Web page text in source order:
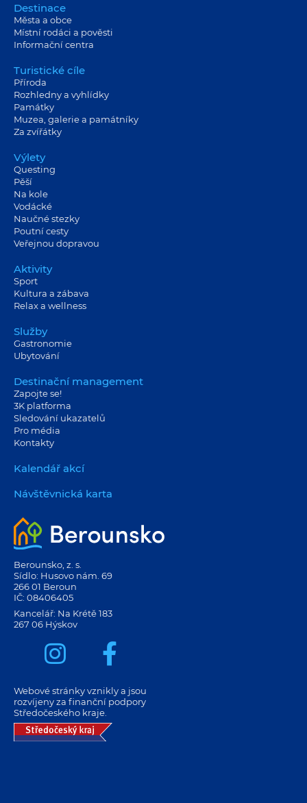
Destinace
Města a obce
Místní rodáci a pověsti
Informační centra
Turistické cíle
Příroda
Rozhledny a vyhlídky
Památky
Muzea, galerie a památníky
Za zvířátky
Výlety
Questing
Pěší
Na kole
Vodácké
Naučné stezky
Poutní cesty
Veřejnou dopravou
Aktivity
Sport
Kultura a zábava
Relax a wellness
Služby
Gastronomie
Ubytování
Destinační management
Zapojte se!
3K platforma
Sledování ukazatelů
Pro média
Kontakty
Kalendář akcí
Návštěvnická karta
Berounsko, z. s.
Sídlo: Husovo nám. 69
266 01 Beroun
IČ: 08406405
Kancelář: Na Krétě 183
267 06 Hýskov
Webové stránky vznikly a jsou
rozvíjeny za finanční podpory
Středočeského kraje.